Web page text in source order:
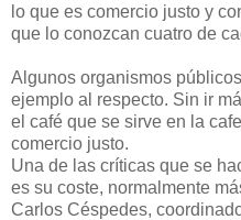
lo que es comercio justo y
que lo conozcan cuatro de
Algunos organismos
ejemplo al respecto. Sin ir
el café que se sirve en la
comercio justo.
Una de las críticas que se
es su coste, normalmente
Carlos Céspedes,